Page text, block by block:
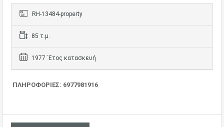
RH-13484-property
85 τ.μ.
1977 ΄Ετος κατασκευή
ΠΛΗΡΟΦΟΡΙΕΣ: 6977981916